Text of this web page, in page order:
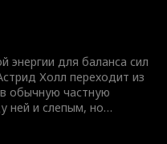
проклятья, она
Астрид вернет ему
любую ее просьбу.
культурный шок,
означает совсем не то,
энергии для баланса сил
Холл переходит из
обычную частную
ней и слепым, но